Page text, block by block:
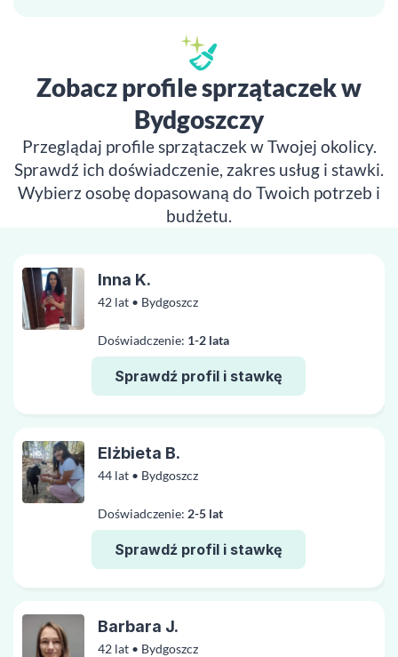
Zobacz profile sprzątaczek w
Bydgoszczy
Przeglądaj profile sprzątaczek w Twojej okolicy.
Sprawdź ich doświadczenie, zakres usług i stawki.
Wybierz osobę dopasowaną do Twoich potrzeb i
budżetu.
42 lat • Bydgoszcz
Doświadczenie: 1-2 lata
Sprawdź profil i stawkę
Inna K.
44 lat • Bydgoszcz
Doświadczenie: 2-5 lat
Sprawdź profil i stawkę
Elżbieta B.
42 lat • Bydgoszcz
Barbara J.